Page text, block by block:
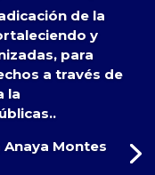
de la
y
para
a través de
la
Montes